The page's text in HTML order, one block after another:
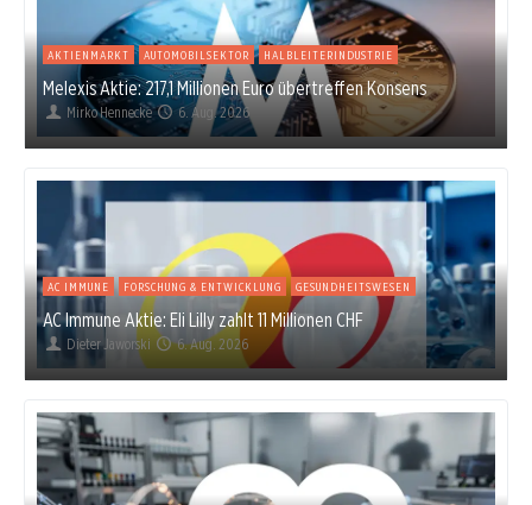
AKTIENMARKT AUTOMOBILSEKTOR HALBLEITERINDUSTRIE
Melexis Aktie: 217,1 Millionen Euro übertreffen Konsens
Mirko Hennecke 6. Aug. 2026
AC IMMUNE FORSCHUNG & ENTWICKLUNG GESUNDHEITSWESEN
AC Immune Aktie: Eli Lilly zahlt 11 Millionen CHF
Dieter Jaworski 6. Aug. 2026